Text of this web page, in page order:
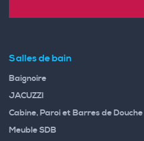
Salles de bain
Baignoire
JACUZZI
Cabine, Paroi et Barres de Douche
Meuble SDB